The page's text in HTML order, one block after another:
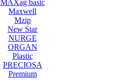
MAXag basic
Maxwell
Mzip
New Star
NURGE
ORGAN
Plastic
PRECIOSA
Premium